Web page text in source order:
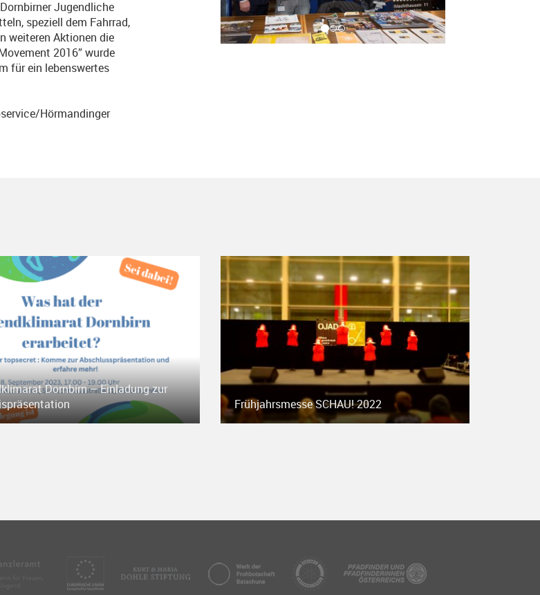
Jugendliche
speziell dem Fahrrad,
weiteren Aktionen die
2016” wurde
für ein lebenswertes
Hörmandinger
Dornbirn – Einladung zur
Frühjahrsmesse SCHAU! 2022